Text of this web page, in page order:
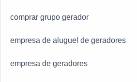
comprar grupo gerador
empresa de aluguel de geradores
empresa de geradores